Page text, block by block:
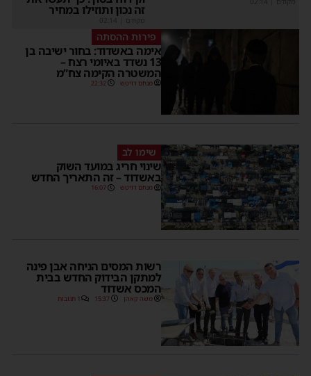
זה נכון ותוזילו במחיר
מקודם
פירות ההסתה
אימה באשדוד: בחור ישיבה בן
13 נשדד באיומי רצח –
המשטרה הקימה צח”מ
מנחם דויטש 22:32
שימו לב
שינוי חריג במועד השוק
באשדוד – זה התאריך החדש
מנחם דויטש 16:07
רשות המסים הניחה אבן פינה
למתקן הבידוק החדש בבית
המכס אשדוד
משה קאהן 15:37 1 תגובות